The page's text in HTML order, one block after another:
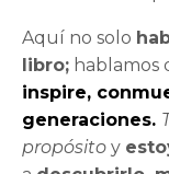
Aquí no solo
libro; hablamos
inspire,
generaciones.
propósito y